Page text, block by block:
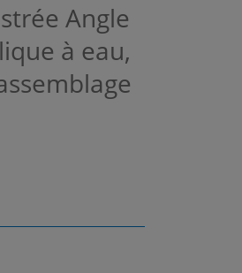
Angle
à eau,